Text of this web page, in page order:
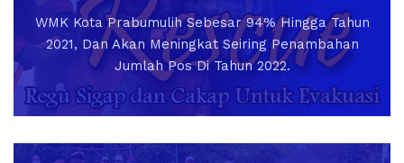
WMK Kota Prabumulih Sebesar 94% Hingga Tahun
2021, Dan Akan Meningkat Seiring Penambahan
Jumlah Pos Di Tahun 2022.